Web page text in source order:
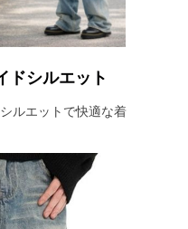
ドシルエット
ルエットで快適な着